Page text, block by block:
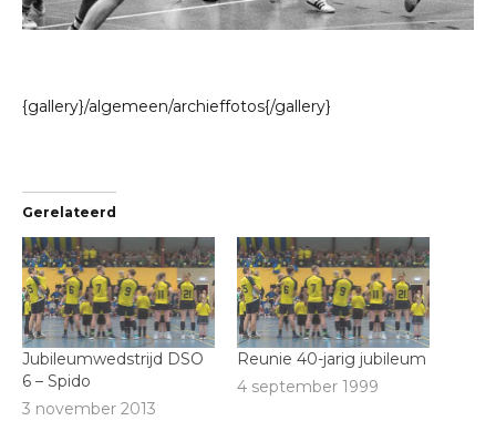
{gallery}/algemeen/archieffotos{/gallery}
Gerelateerd
Jubileumwedstrijd DSO
6 – Spido
3 november 2013
Reunie 40-jarig jubileum
4 september 1999